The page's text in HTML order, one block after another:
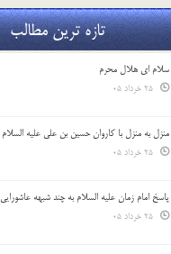
تازه ترین مطالب
سلام ای هلال محرم
منزل به منزل با کاروان حسین بن علی علیه السلام
پاسخ امام زمان علیه السلام به چند شبهه عاشورایی